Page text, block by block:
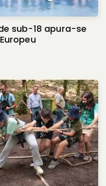
sub-18 apura-se